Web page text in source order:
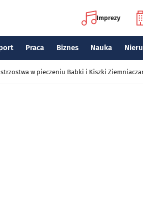
Imprezy
Praca Biznes Nauka
w pieczeniu Babki i Kiszki